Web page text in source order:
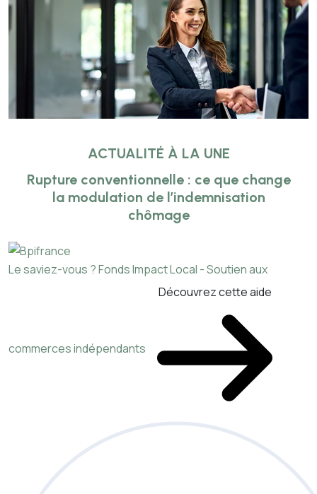
ACTUALITÉ À LA UNE
Rupture conventionnelle : ce que change
la modulation de l’indemnisation
chômage
Le saviez-vous ?Fonds Impact Local - Soutien aux
commerces indépendants
Découvrez cette aide